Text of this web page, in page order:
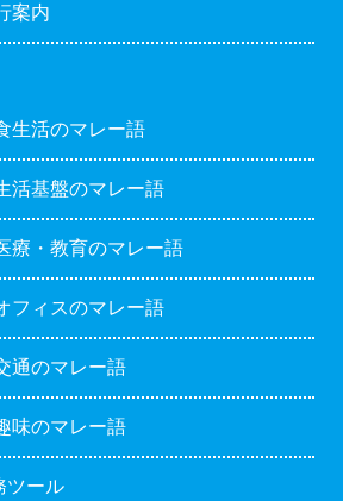
案内
生活のマレー語
活基盤のマレー語
療・教育のマレー語
フィスのマレー語
通のマレー語
味のマレー語
ツール